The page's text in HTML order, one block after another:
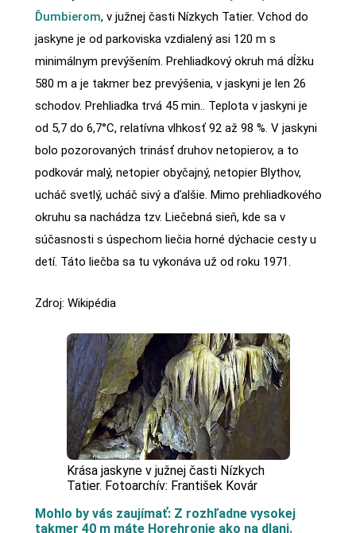
Ďumbierom, v južnej časti Nízkych Tatier. Vchod do
jaskyne je od parkoviska vzdialený asi 120 m s
minimálnym prevýšením. Prehliadkový okruh má dĺžku
580 m a je takmer bez prevýšenia, v jaskyni je len 26
schodov. Prehliadka trvá 45 min.. Teplota v jaskyni je
od 5,7 do 6,7°C, relatívna vlhkosť 92 až 98 %. V jaskyni
bolo pozorovaných trinásť druhov netopierov, a to
podkovár malý, netopier obyčajný, netopier Blythov,
ucháč svetlý, ucháč sivý a ďalšie. Mimo prehliadkového
okruhu sa nachádza tzv. Liečebná sieň, kde sa v
súčasnosti s úspechom liečia horné dýchacie cesty u
detí. Táto liečba sa tu vykonáva už od roku 1971.
Zdroj: Wikipédia
Krása jaskyne v južnej časti Nízkych
Tatier. Fotoarchív: František Kovár
Mohlo by vás zaujímať: Z rozhľadne vysokej
takmer 40 m máte Horehronie ako na dlani.